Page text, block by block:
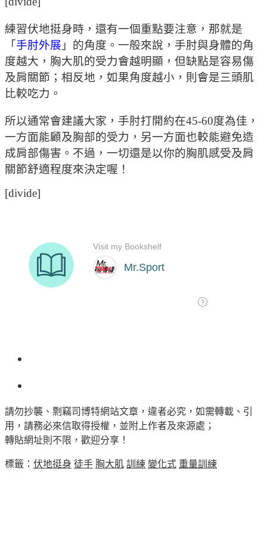
練習伏地挺身時，還有一個重點要注意，那就是
「 手肘外展 」的角度。一般來說，手肘與身體的角
度越大，胸大肌的受力會越明顯，但缺點是容易傷
及肩關節；相反地，如果角度越小，則會是三頭肌
比較吃力。
所以通常會建議大家，手肘打開約在45-60度為佳，
一方面能顧及胸部的受力，另一方面也較能避免造
成肩部傷害。不過，一切還是以你的胸肌感受及肩
關節舒適程度來決定喔！
[divide]
請勿抄襲、剽竊司博特網站文章，違者必究，如需轉載、引
用，請務必來信取得授權，並附上作者及來源處；
轉貼網址則不限，歡迎分享！
標籤： 伏地挺身 徒手 胸大肌 訓練 變化式 重量訓練